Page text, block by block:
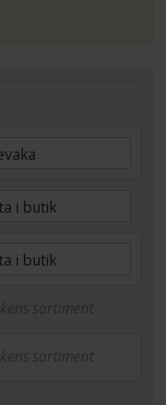
i butik
i butik
sortiment
sortiment